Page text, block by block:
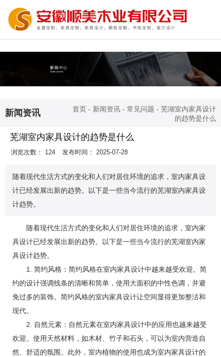
新闻资讯 首页 - 新闻资讯 - 常见问题 - 芜湖室内家具设计
的趋势是什么
芜湖室内家具设计的趋势是什么
浏览次数： 124 发布时间： 2025-07-28
随着现代生活方式的变化和人们对居住环境的追求，室内家具设
计已经发展出新的趋势。以下是一些当今流行的芜湖室内家具设
计趋势。
随着现代生活方式的变化和人们对居住环境的追求，室内家
具设计已经发展出新的趋势。以下是一些当今流行的芜湖室内家
具设计趋势。
1. 简约风格：简约风格在室内家具设计中越来越受欢迎。简
约的设计强调线条的清晰和简单，使用大面积的中性色调，并避
免过多的装饰。简约风格的室内家具设计让空间显得更加整洁和
现代。
2. 自然元素：自然元素在室内家具设计中的应用也越来越受
欢迎。使用天然材料，如木材、竹子和石头，可以为室内营造自
然、舒适的氛围。此外，室内植物的使用也成为室内家具设计的